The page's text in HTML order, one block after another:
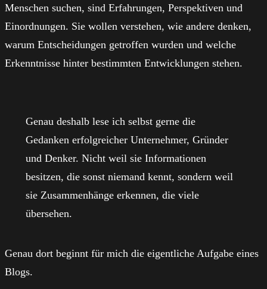
Menschen suchen, sind Erfahrungen, Perspektiven und
Einordnungen. Sie wollen verstehen, wie andere denken,
warum Entscheidungen getroffen wurden und welche
Erkenntnisse hinter bestimmten Entwicklungen stehen.
Genau deshalb lese ich selbst gerne die
Gedanken erfolgreicher Unternehmer, Gründer
und Denker. Nicht weil sie Informationen
besitzen, die sonst niemand kennt, sondern weil
sie Zusammenhänge erkennen, die viele
übersehen.
Genau dort beginnt für mich die eigentliche Aufgabe eines
Blogs.